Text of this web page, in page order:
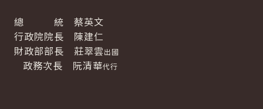
總 統 蔡英文
行政院院長 陳建仁
財政部部長 莊翠雲出國
政務次長 阮清華代行